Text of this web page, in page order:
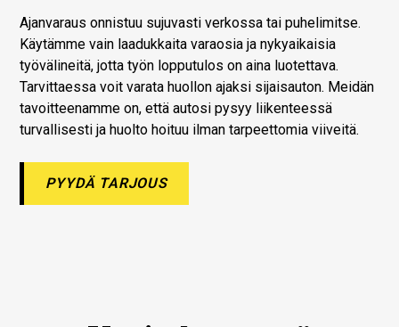
Ajanvaraus onnistuu sujuvasti verkossa tai puhelimitse.
Käytämme vain laadukkaita varaosia ja nykyaikaisia
työvälineitä, jotta työn lopputulos on aina luotettava.
Tarvittaessa voit varata huollon ajaksi sijaisauton. Meidän
tavoitteenamme on, että autosi pysyy liikenteessä
turvallisesti ja huolto hoituu ilman tarpeettomia viiveitä.
PYYDÄ TARJOUS